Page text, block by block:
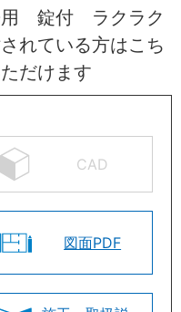
用 錠付 ラクラク
れている方はこち
だけます
CAD
図面PDF